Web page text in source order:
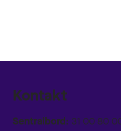
Kontakt
Sentralbord: 31 00 80